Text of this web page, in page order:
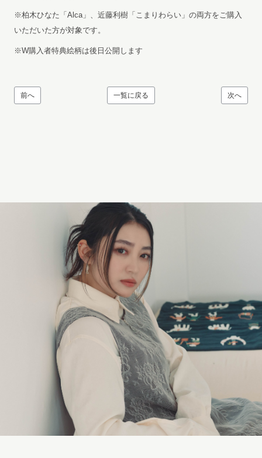
※柏木ひなた「Alca」、近藤利樹「こまりわらい」の両方をご購入
いただいた方が対象です。
※W購入者特典絵柄は後日公開します
前へ 一覧に戻る 次へ